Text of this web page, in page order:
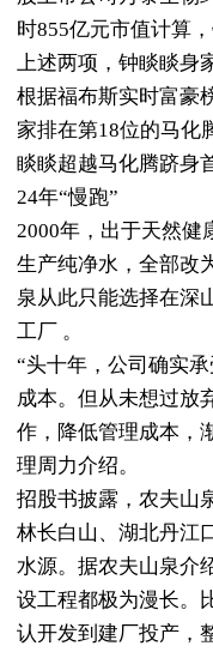
时855亿元市值计算
上述两项，钟睒睒身
根据福布斯实时富豪
家排在第18位的马化
睒睒超越马化腾跻身
24年“慢跑”
2000年，出于天然健
生产纯净水，全部改
泉从此只能选择在深
工厂 。
“头十年，公司确实
成本。但从未想过放
作，降低管理成本，
理周力介绍。
招股书披露，农夫山
林长白山、湖北丹江
水源。据农夫山泉介
设工程都极为漫长。
认开发到建厂投产，